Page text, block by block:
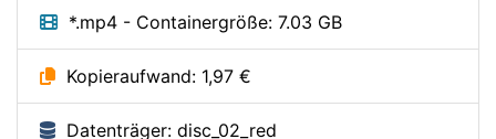
*.mp4 - Containergröße: 7.03 GB
Kopieraufwand: 1,97 €
Datenträger: disc_02_red